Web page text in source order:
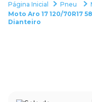
Pneu
Moto Aro 17 120/70R17
Dianteiro
TERMOS MAIS
1º